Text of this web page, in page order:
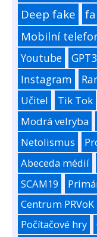
Deep fake
Mobilní
Youtube
GPT3
Instagram
Učitel
Tik Tok
Modrá velryba
Netolismus
Abeceda médií
SCAM19
Centrum PRVoK
Počítačové hry